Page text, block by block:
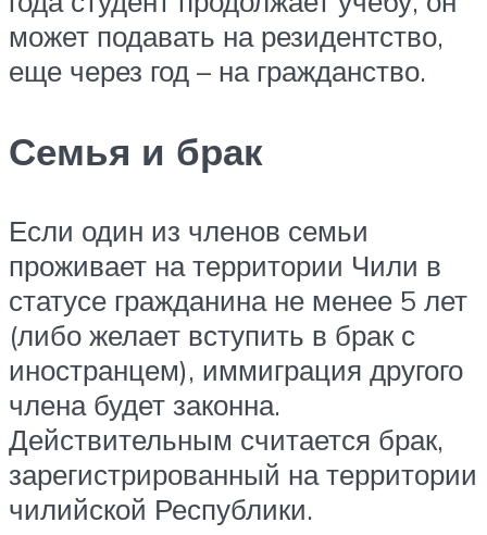
может подавать на резидентство,
еще через год – на гражданство.
Семья и брак
Если один из членов семьи
проживает на территории Чили в
статусе гражданина не менее 5 лет
(либо желает вступить в брак с
иностранцем), иммиграция другого
члена будет законна.
Действительным считается брак,
зарегистрированный на территории
чилийской Республики.